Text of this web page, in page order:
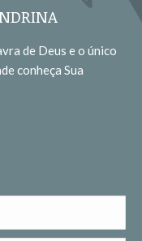
de Deus e o único
conheça Sua